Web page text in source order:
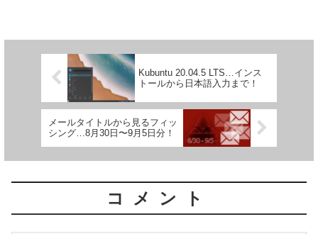
Kubuntu 20.04.5 LTS…インス
トールから日本語入力まで！
メールタイトルから見るフィッ
シング…8月30日〜9月5日分！
コメント